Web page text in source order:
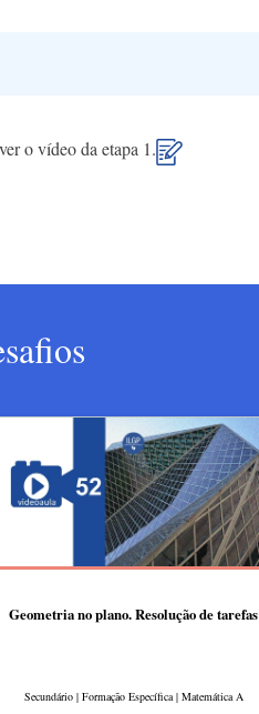
o vídeo da etapa 1.
Geometria no plano. Resolução de tarefas
Secundário | Formação Específica | Matemática A